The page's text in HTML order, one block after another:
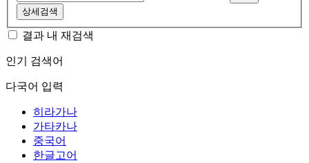
상세검색
결과 내 재검색
인기 검색어
다국어 입력
히라가나
가타카나
중국어
한글고어